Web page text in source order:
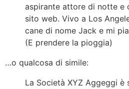
aspirante attore di notte e
sito web. Vivo a Los
cane di nome Jack e mi
(E prendere la pioggia)
…o qualcosa di simile:
La Società XYZ Aggeggi è